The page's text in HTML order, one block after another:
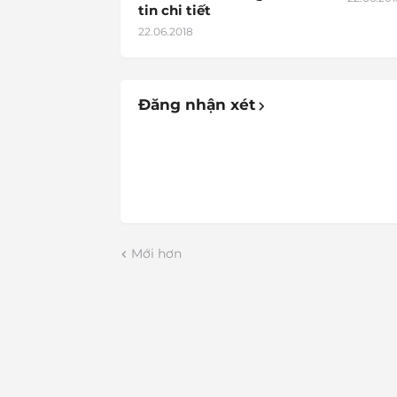
tin chi tiết
22.06.2018
Đăng nhận xét
Mới hơn